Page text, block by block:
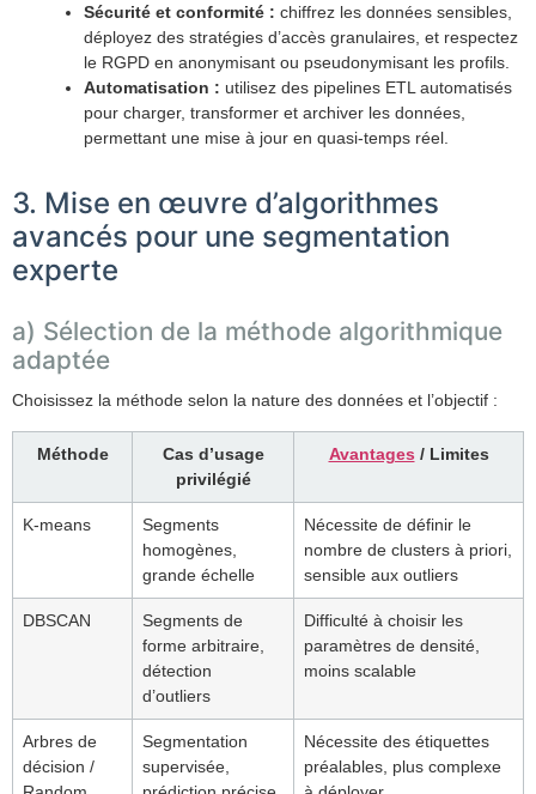
Sécurité et conformité : chiffrez les données sensibles,
déployez des stratégies d’accès granulaires, et respectez
le RGPD en anonymisant ou pseudonymisant les profils.
Automatisation : utilisez des pipelines ETL automatisés
pour charger, transformer et archiver les données,
permettant une mise à jour en quasi-temps réel.
3. Mise en œuvre d’algorithmes
avancés pour une segmentation
experte
a) Sélection de la méthode algorithmique
adaptée
Choisissez la méthode selon la nature des données et l’objectif :
Méthode
Cas d’usage
privilégié
Avantages / Limites
K-means
Segments
homogènes,
grande échelle
Nécessite de définir le
nombre de clusters à priori,
sensible aux outliers
DBSCAN
Segments de
forme arbitraire,
détection
d’outliers
Difficulté à choisir les
paramètres de densité,
moins scalable
Arbres de
décision /
Segmentation
supervisée,
Nécessite des étiquettes
préalables, plus complexe